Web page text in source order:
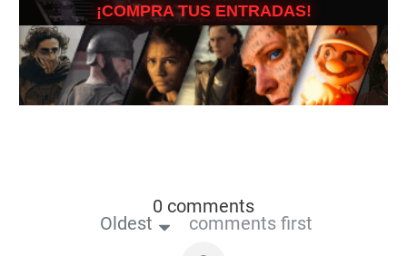
¡COMPRA TUS ENTRADAS!
0 comments
Oldest comments first